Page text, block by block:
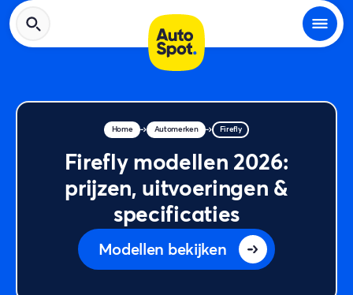
Home Automerken Firefly
Firefly modellen 2026:
prijzen, uitvoeringen &
specificaties
Modellen bekijken